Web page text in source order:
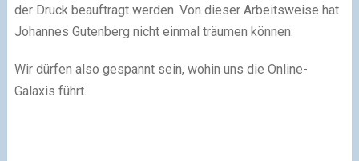
der Druck beauftragt werden. Von dieser Arbeitsweise hat
Johannes Gutenberg nicht einmal träumen können.
Wir dürfen also gespannt sein, wohin uns die Online-
Galaxis führt.